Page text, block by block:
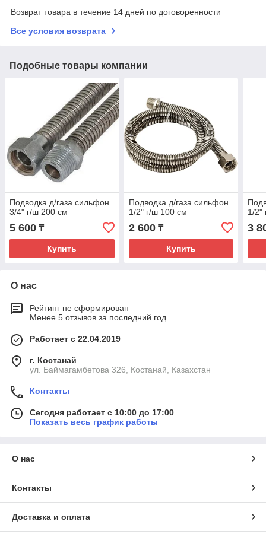
Возврат товара в течение 14 дней по договоренности
Все условия возврата
Подобные товары компании
Подводка д/газа сильфон
3/4" г/ш 200 см
5 600 ₸
Купить
Подводка д/газа сильфон.
1/2" г/ш 100 см
2 600₸
Купить
1/2"
3
О нас
Рейтинг не сформирован
Менее 5 отзывов за последний год
Работает с 22.04.2019
г. Костанай
ул. Баймагамбетова 326, Костанай, Казахстан
Контакты
Сегодня работает с 10:00 до 17:00
Показать весь график работы
О нас
Контакты
Доставка и оплата